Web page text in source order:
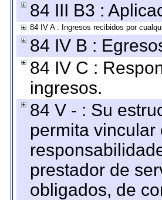
84 III B3 :
84 IV A : Ingresos recibidos por
84 IV B :
84 IV C :
ingresos.
84 V - : Su
permita
prestador de
obligados, de